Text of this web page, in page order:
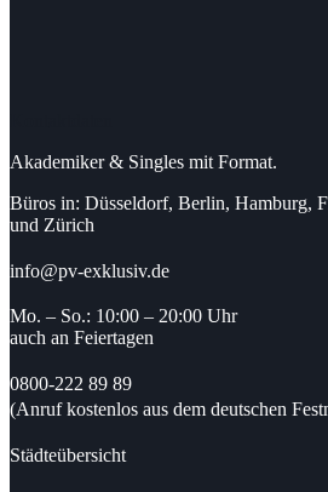
Akademiker & Singles mit Format.
Büros in: Düsseldorf, Berlin, Hamburg,
und Zürich
info@pv-exklusiv.de
Mo. – So.: 10:00 – 20:00 Uhr
auch an Feiertagen
0800-222 89 89
(Anruf kostenlos aus dem deutschen
Städteübersicht